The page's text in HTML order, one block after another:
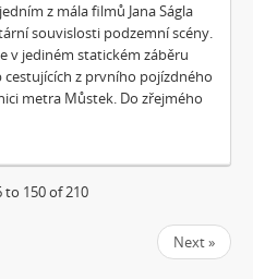
z mála filmů Jana Ságla
souvislosti podzemní scény.
v jediném statickém záběru
cestujících z prvního pojízdného
metra Můstek. Do zřejmého
to 150 of 210
Next »